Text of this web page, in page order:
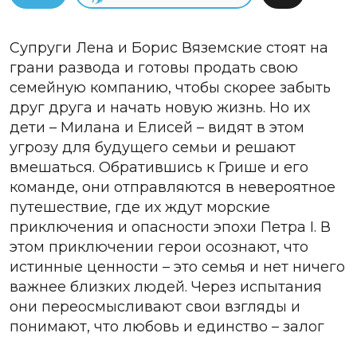
Супруги Лена и Борис Вяземские стоят на
грани развода и готовы продать свою
семейную компанию, чтобы скорее забыть
друг друга и начать новую жизнь. Но их
дети – Милана и Елисей – видят в этом
угрозу для будущего семьи и решают
вмешаться. Обратившись к Грише и его
команде, они отправляются в невероятное
путешествие, где их ждут морские
приключения и опасности эпохи Петра I. В
этом приключении герои осознают, что
истинные ценности – это семья и нет ничего
важнее близких людей. Через испытания
они переосмысливают свои взгляды и
понимают, что любовь и единство – залог